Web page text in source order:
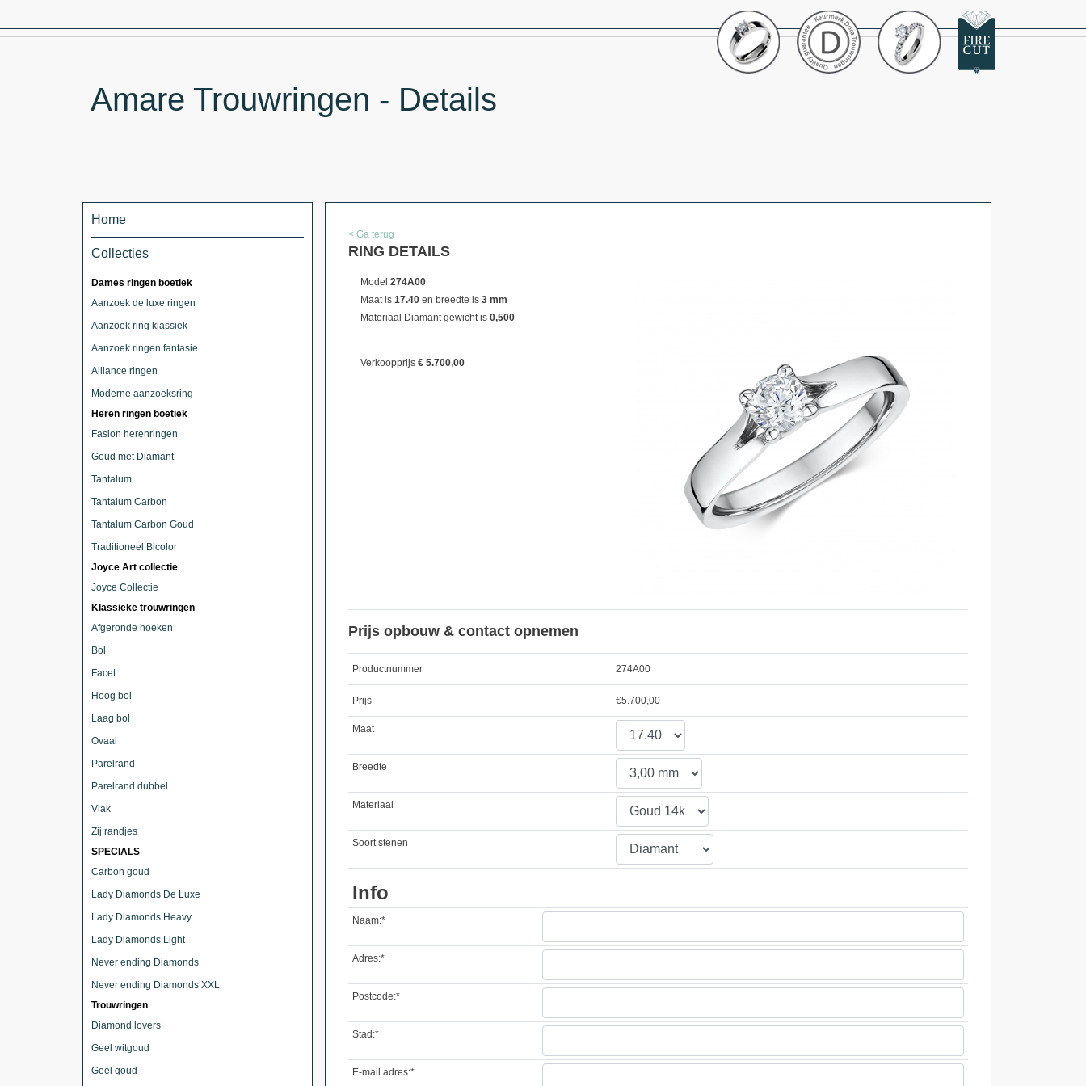
Amare Trouwringen - Details
< Ga terug
RING DETAILS
Model 274A00
Maat is 17.40 en breedte is 3 mm
Materiaal Diamant gewicht is 0,500
Verkoopprijs € 5.700,00
Prijs opbouw & contact opnemen
Productnummer 274A00
Prijs €5.700,00
Maat
Breedte
Materiaal
Soort stenen
Info
Naam:*
Adres:*
Postcode:*
Stad:*
E-mail adres:*
Home
Collecties
Dames ringen boetiek
Aanzoek de luxe ringen
Aanzoek ring klassiek
Aanzoek ringen fantasie
Alliance ringen
Moderne aanzoeksring
Heren ringen boetiek
Fasion herenringen
Goud met Diamant
Tantalum
Tantalum Carbon
Tantalum Carbon Goud
Traditioneel Bicolor
Joyce Art collectie
Joyce Collectie
Klassieke trouwringen
Afgeronde hoeken
Bol
Facet
Hoog bol
Laag bol
Ovaal
Parelrand
Parelrand dubbel
Vlak
Zij randjes
SPECIALS
Carbon goud
Lady Diamonds De Luxe
Lady Diamonds Heavy
Lady Diamonds Light
Never ending Diamonds
Never ending Diamonds XXL
Trouwringen
Diamond lovers
Geel witgoud
Geel goud